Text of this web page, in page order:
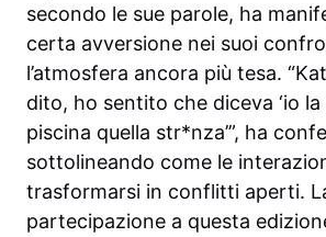
secondo le sue parole, ha
certa avversione nei suoi
l’atmosfera ancora più tesa.
dito, ho sentito che diceva ‘io
piscina quella str*nza’”, ha
sottolineando come le
trasformarsi in conflitti aperti.
partecipazione a questa